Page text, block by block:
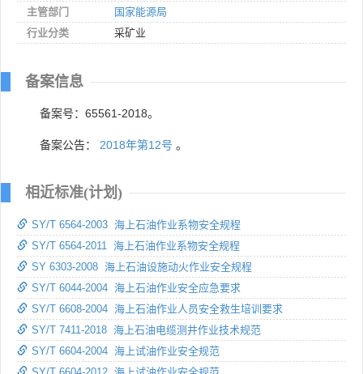
主管部门
国家能源局
行业分类
采矿业
备案信息
备案号：65561-2018。
备案公告： 2018年第12号 。
相近标准(计划)
SY/T 6564-2003 海上石油作业系物安全规程
SY/T 6564-2011 海上石油作业系物安全规程
SY 6303-2008 海上石油设施动火作业安全规程
SY/T 6044-2004 海上石油作业安全应急要求
SY/T 6608-2004 海上石油作业人员安全救生培训要求
SY/T 7411-2018 海上石油电缆测井作业技术规范
SY/T 6604-2004 海上试油作业安全规范